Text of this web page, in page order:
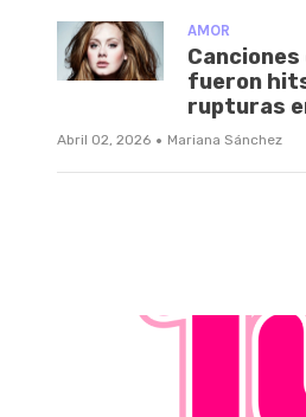
AMOR
Canciones
fueron
rupturas
Abril 02, 2026 · Mariana Sánchez